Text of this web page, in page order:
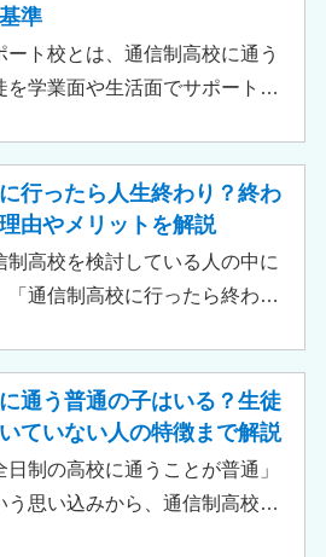
通信制高校に通っているからと
て大学進学に不利になることは
ません。中には、大学進学を想
績を豊富にもつ学校もありま
準
ート校とは、通信制高校に通う
を学業面や生活面でサポートす
サポート校のみでは高卒資格を
できません。 ただし、個別の学
導やスクールカウンセラーによ
活面での相談など手厚い支援が
ょう。 この記事では、サポート
特徴や通信制高校との違い、メ
ト・デメリットについて解説し
。
行ったら人生終わり？終わ
由やメリットを解説
制高校を検討している人の中に
「通信制高校に行ったら終わ
る人もいるのではないでしょう
結論から言うと、通信制高校に
たからといって「人生終了」で
してありません。通信制高校で
通う普通の子はいる？生徒
ていない人の特徴まで解説
日制の高校に通うことが普通」
う思い込みから、通信制高校へ